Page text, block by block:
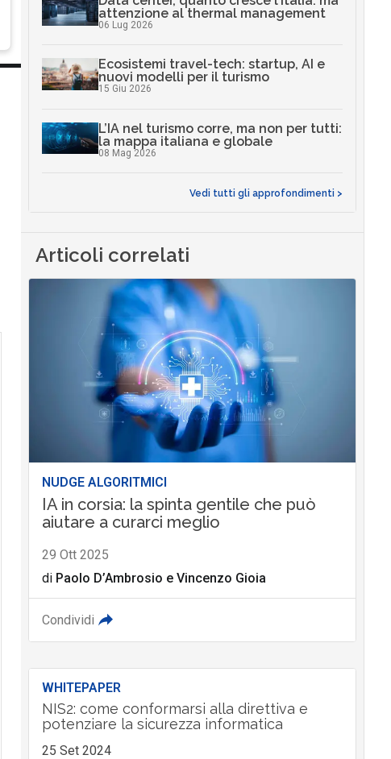
attenzione al thermal management
06 Lug 2026
Ecosistemi travel-tech: startup, AI e
nuovi modelli per il turismo
15 Giu 2026
L’IA nel turismo corre, ma non per tutti:
la mappa italiana e globale
08 Mag 2026
Vedi tutti gli approfondimenti >
Articoli correlati
NUDGE ALGORITMICI
IA in corsia: la spinta gentile che può
aiutare a curarci meglio
29 Ott 2025
di Paolo D’Ambrosio e Vincenzo Gioia
Condividi
WHITEPAPER
NIS2: come conformarsi alla direttiva e
potenziare la sicurezza informatica
25 Set 2024